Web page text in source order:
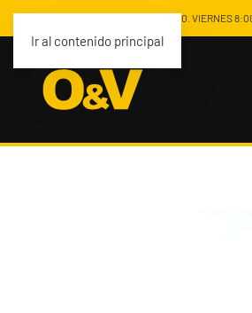
Ir al contenido principal
LUNES A JUEVES DE 8:00 A 17:00. VIERNES